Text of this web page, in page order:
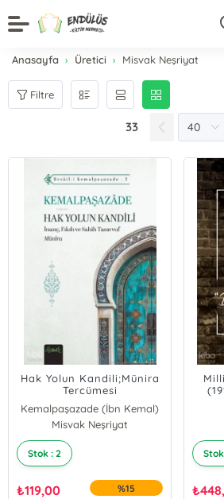
Anasayfa Üretici Misvak Neşriyat
Filtre
33
Hak Yolun Kandili;Münira
Tercümesi
Kemalpaşazade (İbn Kemal)
Misvak Neşriyat
Stok : 2
₺119,00 %15 ₺